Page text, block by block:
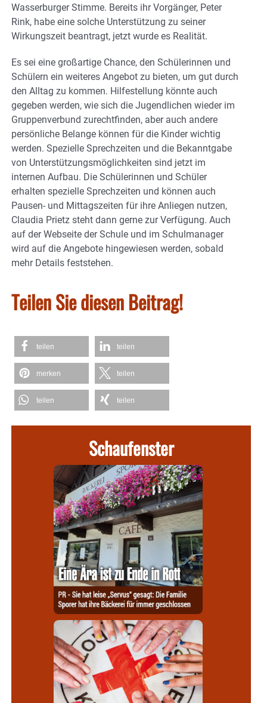
Wasserburger Stimme. Bereits ihr Vorgänger, Peter
Rink, habe eine solche Unterstützung zu seiner
Wirkungszeit beantragt, jetzt wurde es Realität.
Es sei eine großartige Chance, den Schülerinnen und
Schülern ein weiteres Angebot zu bieten, um gut durch
den Alltag zu kommen. Hilfestellung könnte auch
gegeben werden, wie sich die Jugendlichen wieder im
Gruppenverbund zurechtfinden, aber auch andere
persönliche Belange können für die Kinder wichtig
werden. Spezielle Sprechzeiten und die Bekanntgabe
von Unterstützungsmöglichkeiten sind jetzt im
internen Aufbau. Die Schülerinnen und Schüler
erhalten spezielle Sprechzeiten und können auch
Pausen- und Mittagszeiten für ihre Anliegen nutzen,
Claudia Prietz steht dann gerne zur Verfügung. Auch
auf der Webseite der Schule und im Schulmanager
wird auf die Angebote hingewiesen werden, sobald
mehr Details feststehen.
Teilen Sie diesen Beitrag!
teilen teilen
merken teilen
teilen teilen
Schaufenster